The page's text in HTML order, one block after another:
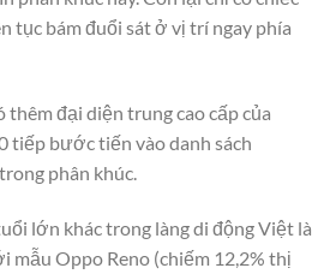
tục bám đuổi sát ở vị trí ngay phía
đại diện trung cao cấp của
tiếp bước tiến vào danh sách
phân khúc.
lớn khác trong làng di động Việt là
mẫu Oppo Reno (chiếm 12,2% thị